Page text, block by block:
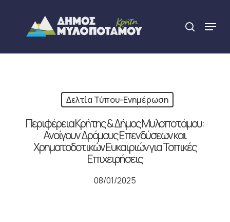
content
search
Menu
Δελτία Τύπου-Ενημέρωση
Περιφέρεια Κρήτης & Δήμος Μυλοποτάμου:
Ανοίγουν Δρόμους Επενδύσεων και
Χρηματοδοτικών Ευκαιριών για Τοπικές
Επιχειρήσεις
08/01/2025
Close